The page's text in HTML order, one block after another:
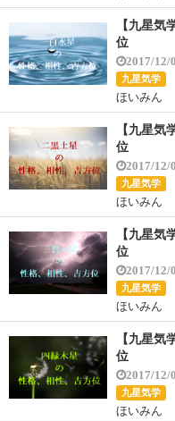
【九星気
位
2017/12/
九星気学
ほいみん
【九星気
位
2017/12/
九星気学
ほいみん
【九星気
位
2017/12/
九星気学
ほいみん
【九星気
位
2017/12/
九星気学
ほいみん